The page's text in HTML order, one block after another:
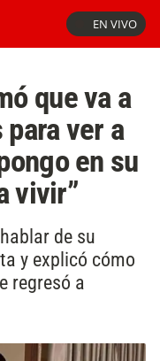
EN VIVO
que va a
ver a
en su
vivir”
de su
y explicó cómo
regresó a